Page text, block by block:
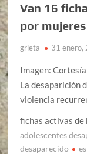
Van 16
por
grieta 31 enero,
Imagen:
La desaparición
violencia
fichas activas de
adolescentes
desaparecido